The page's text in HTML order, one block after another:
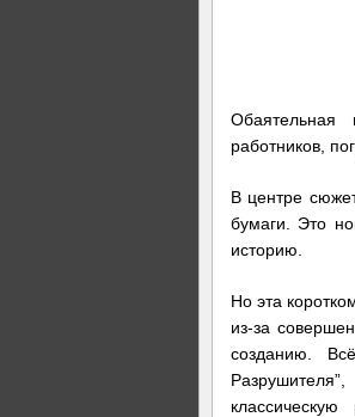
работников,
В центре
бумаги. Это
историю.
Но эта
из-за
созданию.